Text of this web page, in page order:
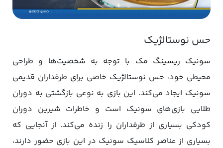
حس نوستالژیک
سونیک ریسینگ مک با توجه به شخصیت‌ها و طراحی
محیطی خود، حس نوستالژیک خاصی برای طرفداران قدیمی
سونیک ایجاد می‌کند. این بازی به نوعی بازگشتی به دوران
طلایی بازی‌های سونیک است و خاطرات شیرین دوران
کودکی بسیاری از طرفداران را زنده می‌کند. از آنجایی که
بسیاری از عناصر کلاسیک سونیک در این بازی حضور دارند،